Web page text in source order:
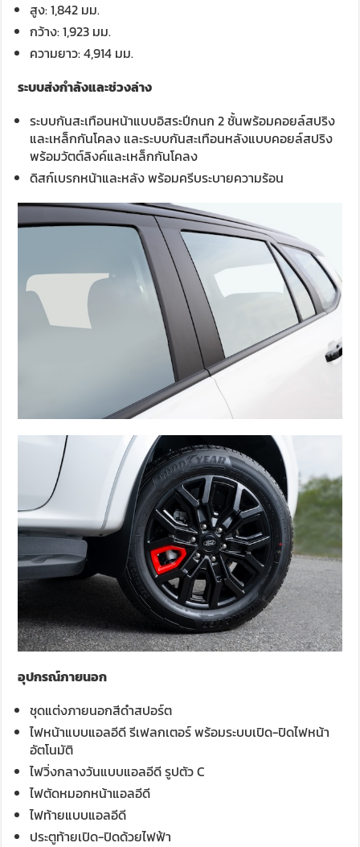
สูง: 1,842 มม.
กว้าง: 1,923 มม.
ความยาว: 4,914 มม.
ระบบส่งกำลังและช่วงล่าง
ระบบกันสะเทือนหน้าแบบอิสระปีกนก 2 ชั้นพร้อมคอยล์สปริง
และเหล็กกันโคลง และระบบกันสะเทือนหลังแบบคอยล์สปริง
พร้อมวัตต์ลิงค์และเหล็กกันโคลง
ดิสก์เบรกหน้าและหลัง พร้อมครีบระบายความร้อน
อุปกรณ์ภายนอก
ชุดแต่งภายนอกสีดำสปอร์ต
ไฟหน้าแบบแอลอีดี รีเฟลกเตอร์ พร้อมระบบเปิด-ปิดไฟหน้า
อัตโนมัติ
ไฟวิ่งกลางวันแบบแอลอีดี รูปตัว C
ไฟตัดหมอกหน้าแอลอีดี
ไฟท้ายแบบแอลอีดี
ประตูท้ายเปิด-ปิดด้วยไฟฟ้า